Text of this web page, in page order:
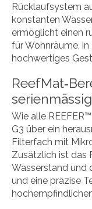
Rücklaufsystem
konstanten
ermöglicht einen
für Wohnräume,
hochwertiges
serienmässig
Wie alle
G3 über ein
Filterfach mit
Zusätzlich ist das
Wasserstand und
und eine präzise